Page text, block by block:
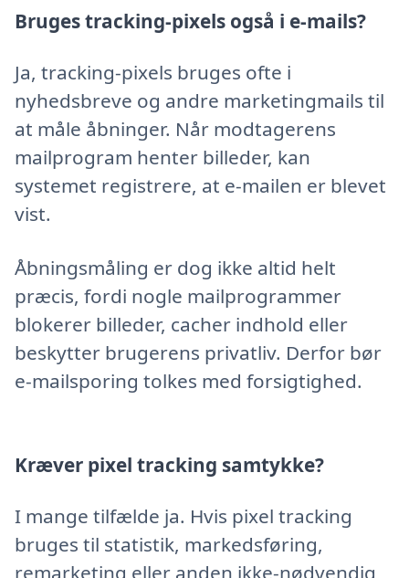
Bruges tracking-pixels også i e-mails?
Ja, tracking-pixels bruges ofte i
nyhedsbreve og andre marketingmails til
at måle åbninger. Når modtagerens
mailprogram henter billeder, kan
systemet registrere, at e-mailen er blevet
vist.
Åbningsmåling er dog ikke altid helt
præcis, fordi nogle mailprogrammer
blokerer billeder, cacher indhold eller
beskytter brugerens privatliv. Derfor bør
e-mailsporing tolkes med forsigtighed.
Kræver pixel tracking samtykke?
I mange tilfælde ja. Hvis pixel tracking
bruges til statistik, markedsføring,
remarketing eller anden ikke-nødvendig